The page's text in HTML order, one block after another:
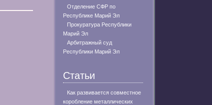
Отделение СФР по
Республике Марий Эл
Прокуратура Республики
Марий Эл
Арбитражный суд
Республики Марий Эл
Статьи
Как развивается совместное
коробление металлических